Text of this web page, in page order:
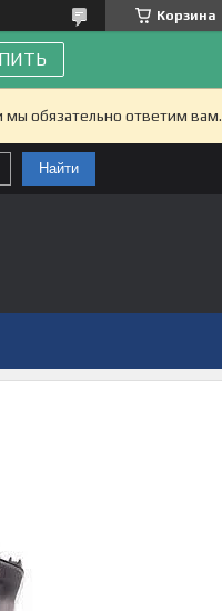
Корзина
мы обязательно ответим вам.
Найти